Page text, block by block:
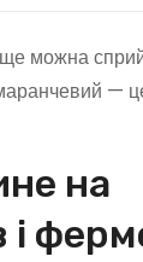
можна
—
на
і